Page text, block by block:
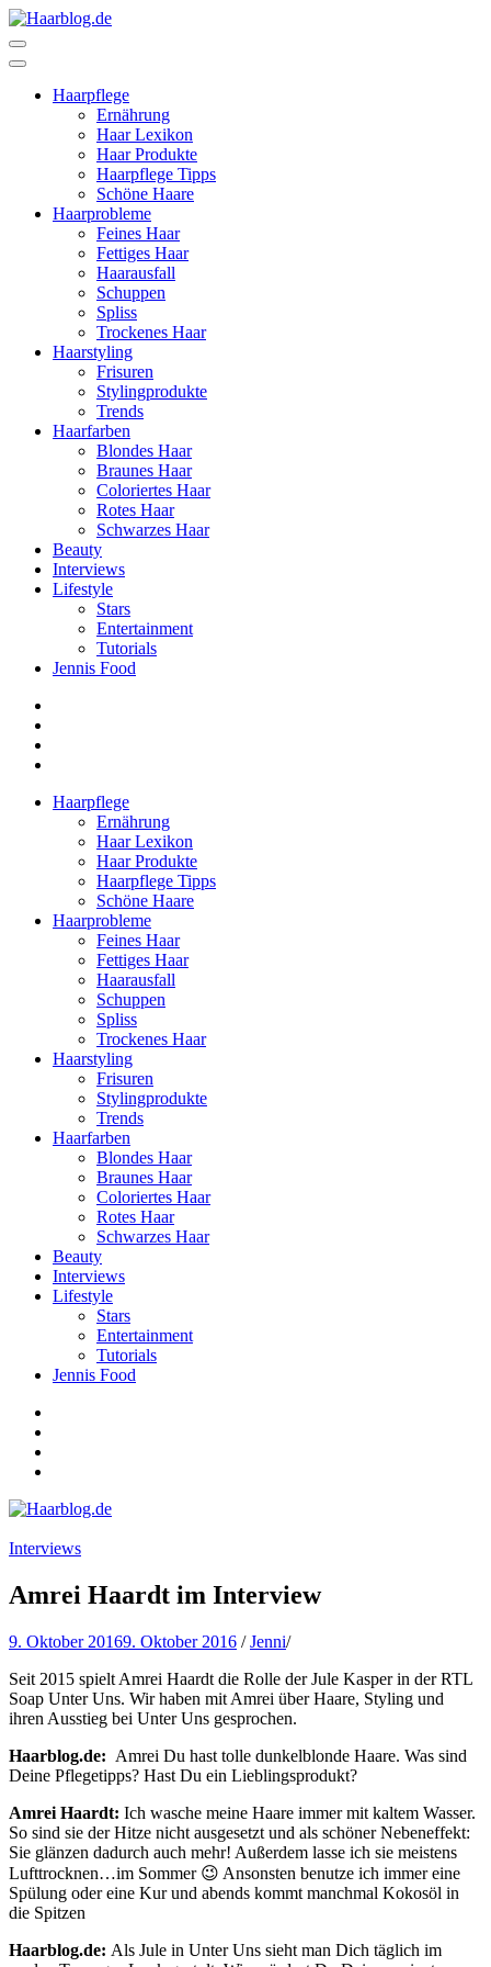
Zum
Inhalt
springen
drücken)Haarpflege
Ernährung
Haar Lexikon
Haar Produkte
Haarpflege Tipps
Schöne Haare
Haarprobleme
Feines Haar
Fettiges Haar
Haarausfall
Schuppen
Spliss
Trockenes Haar
Haarstyling
Frisuren
Stylingprodukte
Trends
Haarfarben
Blondes Haar
Braunes Haar
Coloriertes Haar
Rotes Haar
Schwarzes Haar
Beauty
Interviews
Lifestyle
Stars
Entertainment
Tutorials
Jennis Food
Haarpflege
Ernährung
Haar Lexikon
Haar Produkte
Haarpflege Tipps
Schöne Haare
Haarprobleme
Feines Haar
Fettiges Haar
Haarausfall
Schuppen
Spliss
Trockenes Haar
Haarstyling
Frisuren
Stylingprodukte
Trends
Haarfarben
Blondes Haar
Braunes Haar
Coloriertes Haar
Rotes Haar
Schwarzes Haar
Beauty
Interviews
Lifestyle
Stars
Entertainment
Tutorials
Jennis Food
Haarblog.de
Haarpflege | Haarstyling | Beauty | Entertainment
Interviews
Amrei Haardt im Interview
9. Oktober 20169. Oktober 2016 /Jenni/
Seit 2015 spielt Amrei Haardt die Rolle der Jule Kasper in der RTL
Soap Unter Uns. Wir haben mit Amrei über Haare, Styling und
ihren Ausstieg bei Unter Uns gesprochen.
Haarblog.de: Amrei Du hast tolle dunkelblonde Haare. Was sind
Deine Pflegetipps? Hast Du ein Lieblingsprodukt?
Amrei Haardt: Ich wasche meine Haare immer mit kaltem Wasser.
So sind sie der Hitze nicht ausgesetzt und als schöner Nebeneffekt:
Sie glänzen dadurch auch mehr! Außerdem lasse ich sie meistens
Lufttrocknen…im Sommer 😉 Ansonsten benutze ich immer eine
Spülung oder eine Kur und abends kommt manchmal Kokosöl in
die Spitzen
Haarblog.de: Als Jule in Unter Uns sieht man Dich täglich im